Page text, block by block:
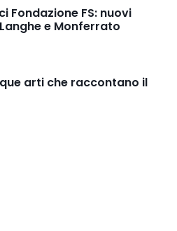
Fondazione FS: nuovi
e Monferrato
arti che raccontano il